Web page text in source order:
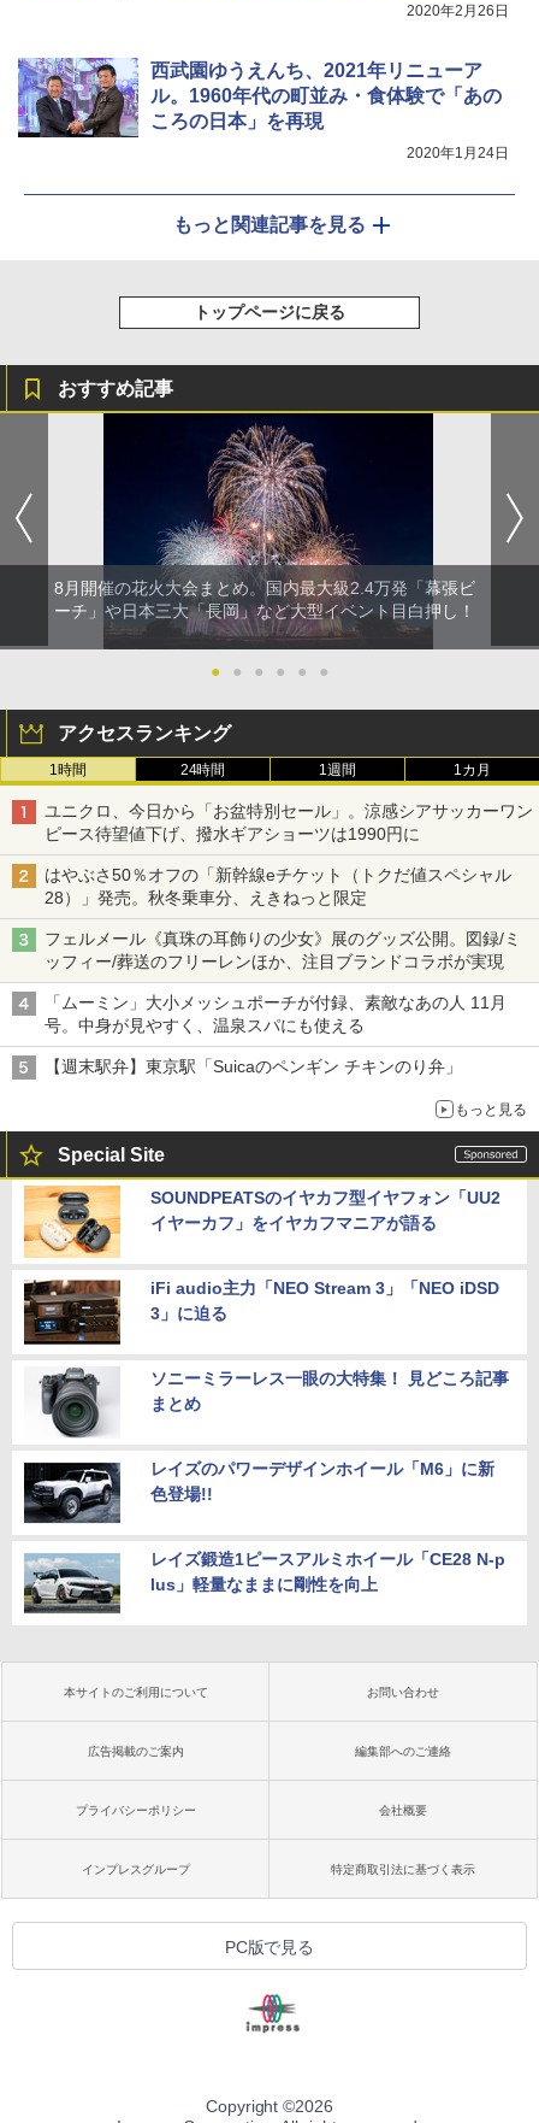
2020年2月26日
西武園ゆうえんち、2021年リニューア
ル。1960年代の町並み・食体験で「あの
ころの日本」を再現
2020年1月24日
もっと関連記事を見る
トップページに戻る
おすすめ記事
8月開催の花火大会まとめ。国内最大級2.4万発「幕張ビ
ーチ」や日本三大「長岡」など大型イベント目白押し！
● ● ● ● ● ●
アクセスランキング
1時間 24時間 1週間 1カ月
ユニクロ、今日から「お盆特別セール」。涼感シアサッカーワン
ピース待望値下げ、撥水ギアショーツは1990円に
はやぶさ50％オフの「新幹線eチケット（トクだ値スペシャル
28）」発売。秋冬乗車分、えきねっと限定
フェルメール《真珠の耳飾りの少女》展のグッズ公開。図録/ミ
ッフィー/葬送のフリーレンほか、注目ブランドコラボが実現
「ムーミン」大小メッシュポーチが付録、素敵なあの人 11月
号。中身が見やすく、温泉スパにも使える
【週末駅弁】東京駅「Suicaのペンギン チキンのり弁」
もっと見る
Special Site
SOUNDPEATSのイヤカフ型イヤフォン「UU2
イヤーカフ」をイヤカフマニアが語る
iFi audio主力「NEO Stream 3」「NEO iDSD
3」に迫る
ソニーミラーレス一眼の大特集！ 見どころ記事
まとめ
レイズのパワーデザインホイール「M6」に新
色登場!!
レイズ鍛造1ピースアルミホイール「CE28 N-p
lus」軽量なままに剛性を向上
本サイトのご利用について お問い合わせ
広告掲載のご案内 編集部へのご連絡
プライバシーポリシー 会社概要
インプレスグループ 特定商取引法に基づく表示
PC版で見る
Copyright ©2026